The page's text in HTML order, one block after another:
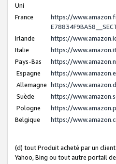
Uni
France
https://
Irlande
https://
Italie
https://
Pays-Bas
https://
Espagne
https://
Allemagne https://
Suède
https://
Pologne
https://
Belgique
https://
(d) tout Produit acheté par un
Yahoo, Bing ou tout autre portail